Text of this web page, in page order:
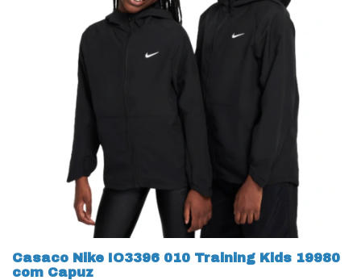
Casaco Nike IO3396 010 Training Kids 19980
com Capuz